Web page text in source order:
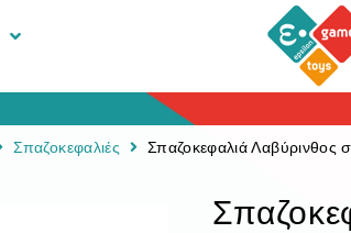
Σπαζοκεφαλιές Σπαζοκεφαλιά